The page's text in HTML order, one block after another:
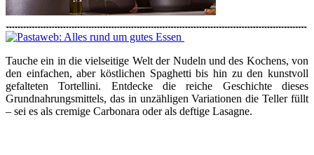
Tauche ein in die vielseitige Welt der Nudeln und des Kochens, von
den einfachen, aber köstlichen Spaghetti bis hin zu den kunstvoll
gefalteten Tortellini. Entdecke die reiche Geschichte dieses
Grundnahrungsmittels, das in unzähligen Variationen die Teller füllt
– sei es als cremige Carbonara oder als deftige Lasagne.